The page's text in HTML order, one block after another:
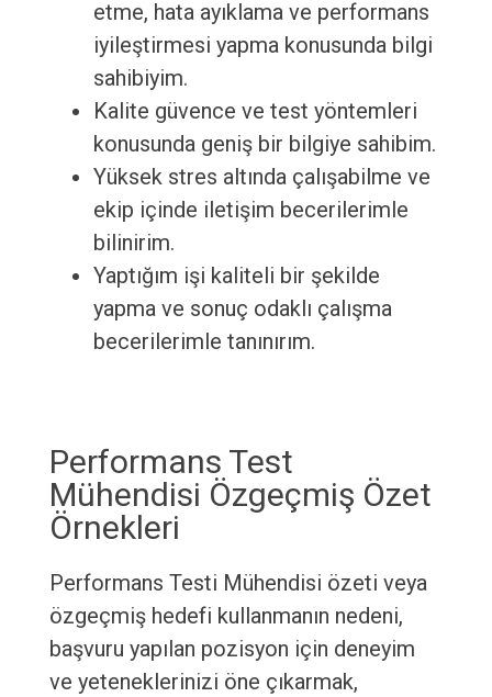
etme, hata ayıklama ve performans
iyileştirmesi yapma konusunda bilgi
sahibiyim.
Kalite güvence ve test yöntemleri
konusunda geniş bir bilgiye sahibim.
Yüksek stres altında çalışabilme ve
ekip içinde iletişim becerilerimle
bilinirim.
Yaptığım işi kaliteli bir şekilde
yapma ve sonuç odaklı çalışma
becerilerimle tanınırım.
Performans Test
Mühendisi Özgeçmiş Özet
Örnekleri
Performans Testi Mühendisi özeti veya
özgeçmiş hedefi kullanmanın nedeni,
başvuru yapılan pozisyon için deneyim
ve yeteneklerinizi öne çıkarmak,